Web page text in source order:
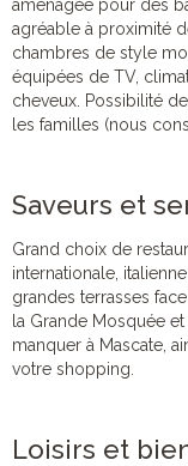
aménagée pour des
agréable à proximité
chambres de style
équipées de TV,
cheveux. Possibilité
les familles (nous
Saveurs et
Grand choix de
internationale,
grandes terrasses
la Grande Mosquée
manquer à Mascate,
votre shopping.
Loisirs et